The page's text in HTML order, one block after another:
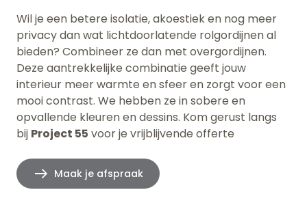
Wil je een betere isolatie, akoestiek en nog meer
privacy dan wat lichtdoorlatende rolgordijnen al
bieden? Combineer ze dan met overgordijnen.
Deze aantrekkelijke combinatie geeft jouw
interieur meer warmte en sfeer en zorgt voor een
mooi contrast. We hebben ze in sobere en
opvallende kleuren en dessins. Kom gerust langs
bij Project 55 voor je vrijblijvende offerte
Maak je afspraak